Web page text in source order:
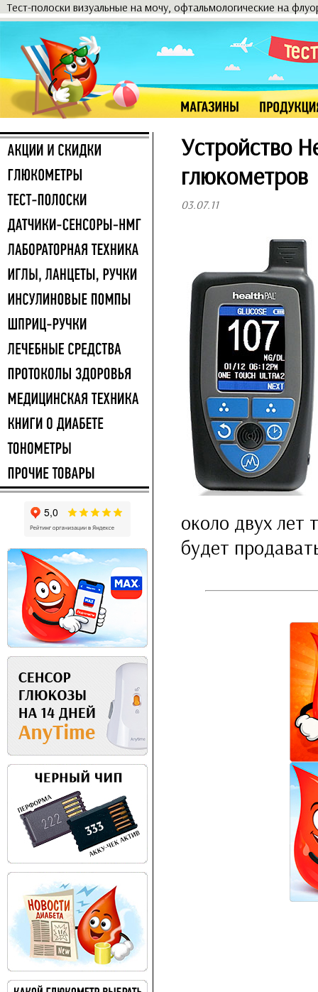
Тест-полоски визуальные на мочу, офтальмологические на
Устройство
глюкометров
03.07.11
около двух лет
будет